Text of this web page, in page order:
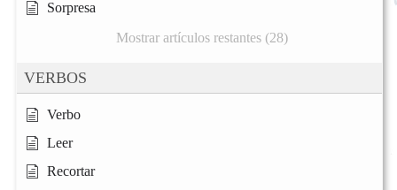
Sorpresa
Mostrar artículos restantes (28)
VERBOS
Verbo
Leer
Recortar